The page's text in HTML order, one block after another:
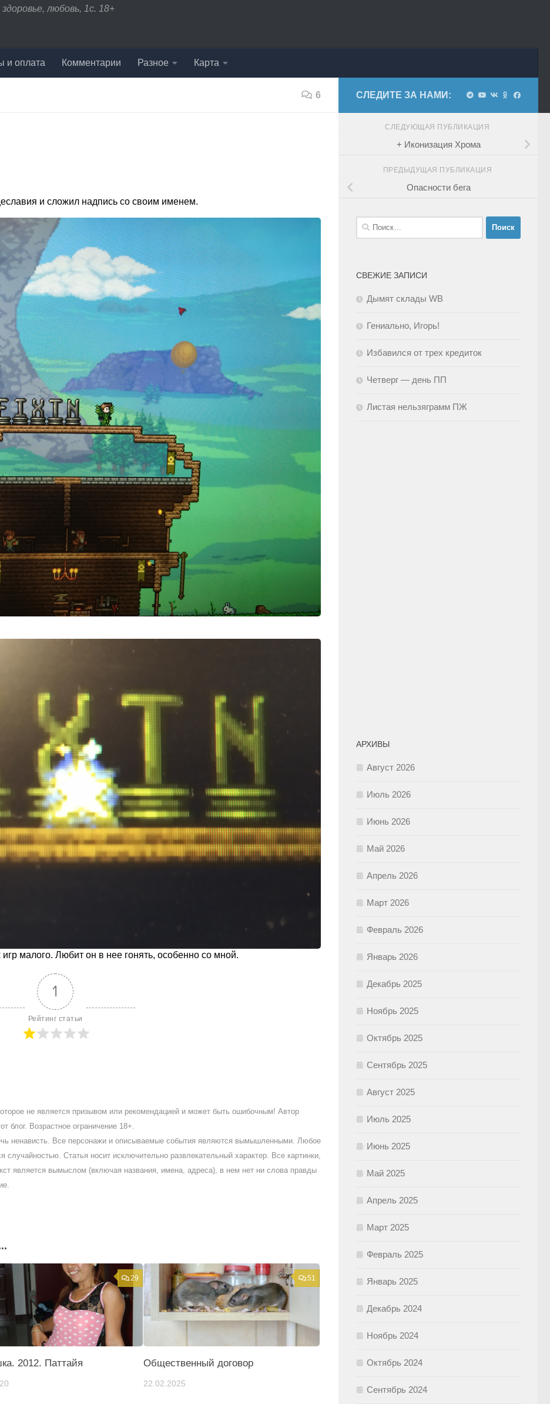
любовь, 1с. 18+
и оплата Комментарии Разное Карта
6
и сложил надпись со своим именем.
малого. Любит он в нее гонять, особенно со мной.
1
Рейтинг статьи
не является призывом или рекомендацией и может быть ошибочным! Автор
блог. Возрастное ограничение 18+.
ненависть. Все персонажи и описываемые события являются вымышленными. Любое
Статья носит исключительно развлекательный характер. Все картинки,
является вымыслом (включая названия, имена, адреса), в нем нет ни слова правды
29
2012. Паттайя
51
Общественный договор
22.02.2025
СЛЕДИТЕ ЗА НАМИ:
СЛЕДУЮЩАЯ ПУБЛИКАЦИЯ
+ Иконизация Хрома
ПРЕДЫДУЩАЯ ПУБЛИКАЦИЯ
Опасности бега
Найти:
СВЕЖИЕ ЗАПИСИ
Дымят склады WB
Гениально, Игорь!
Избавился от трех кредиток
Четверг — день ПП
Листая нельзяграмм ПЖ
АРХИВЫ
Август 2026
Июль 2026
Июнь 2026
Май 2026
Апрель 2026
Март 2026
Февраль 2026
Январь 2026
Декабрь 2025
Ноябрь 2025
Октябрь 2025
Сентябрь 2025
Август 2025
Июль 2025
Июнь 2025
Май 2025
Апрель 2025
Март 2025
Февраль 2025
Январь 2025
Декабрь 2024
Ноябрь 2024
Октябрь 2024
Сентябрь 2024